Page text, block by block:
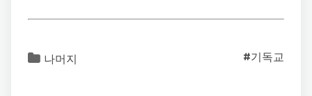
나머지 #기독교